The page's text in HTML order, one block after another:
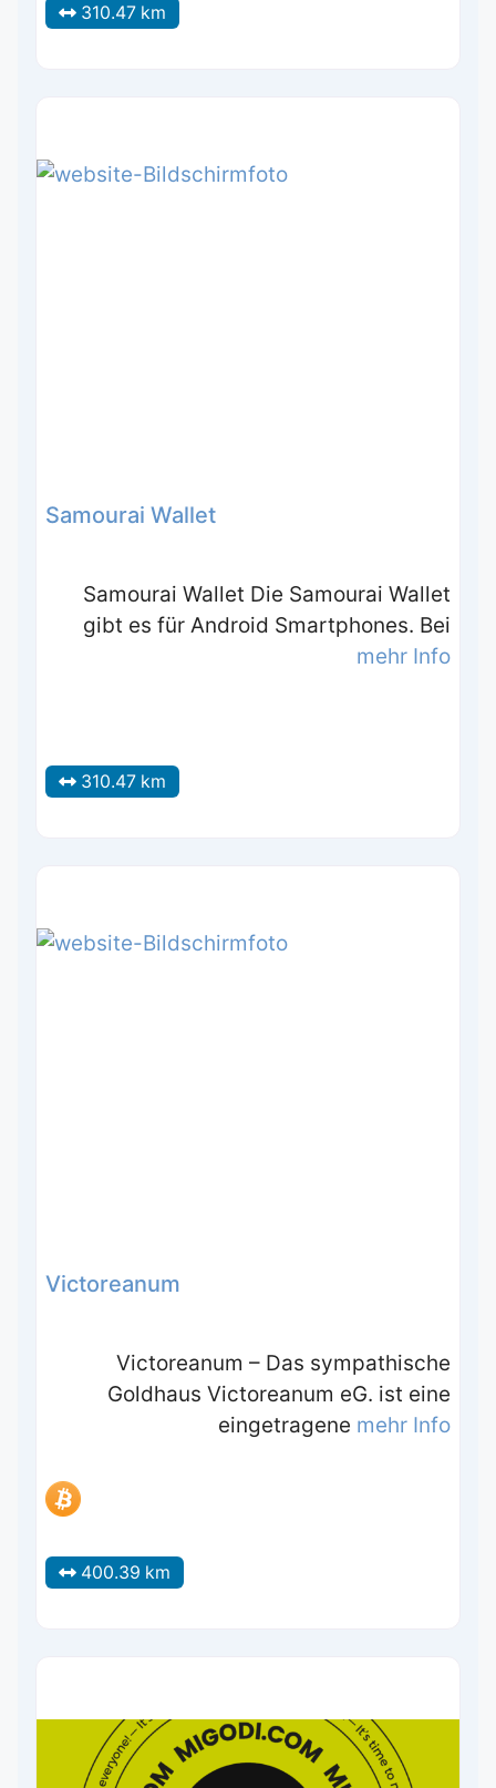
310.47 km
Samourai Wallet
Samourai Wallet Die Samourai Wallet
gibt es für Android Smartphones. Bei
mehr Info
310.47 km
Victoreanum
Victoreanum – Das sympathische
Goldhaus Victoreanum eG. ist eine
eingetragene mehr Info
400.39 km